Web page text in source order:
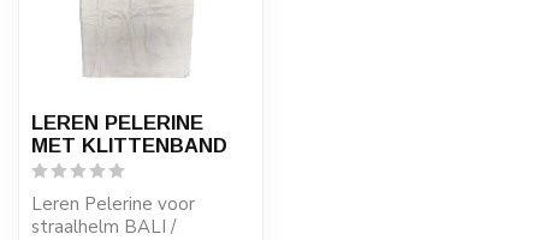
LEREN PELERINE
MET KLITTENBAND
Leren Pelerine voor
straalhelm BALI /